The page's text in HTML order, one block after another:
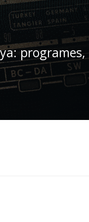
programes,